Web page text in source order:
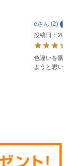
e
2
投稿日
色違いを購
ようと思い